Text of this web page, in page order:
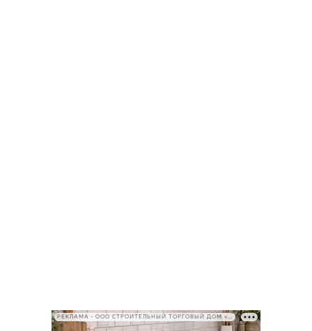
РЕКЛАМА • ООО СТРОИТЕЛЬНЫЙ ТОРГОВЫЙ ДОМ «ПЕТРОВИЧ», ИНН 7802348846